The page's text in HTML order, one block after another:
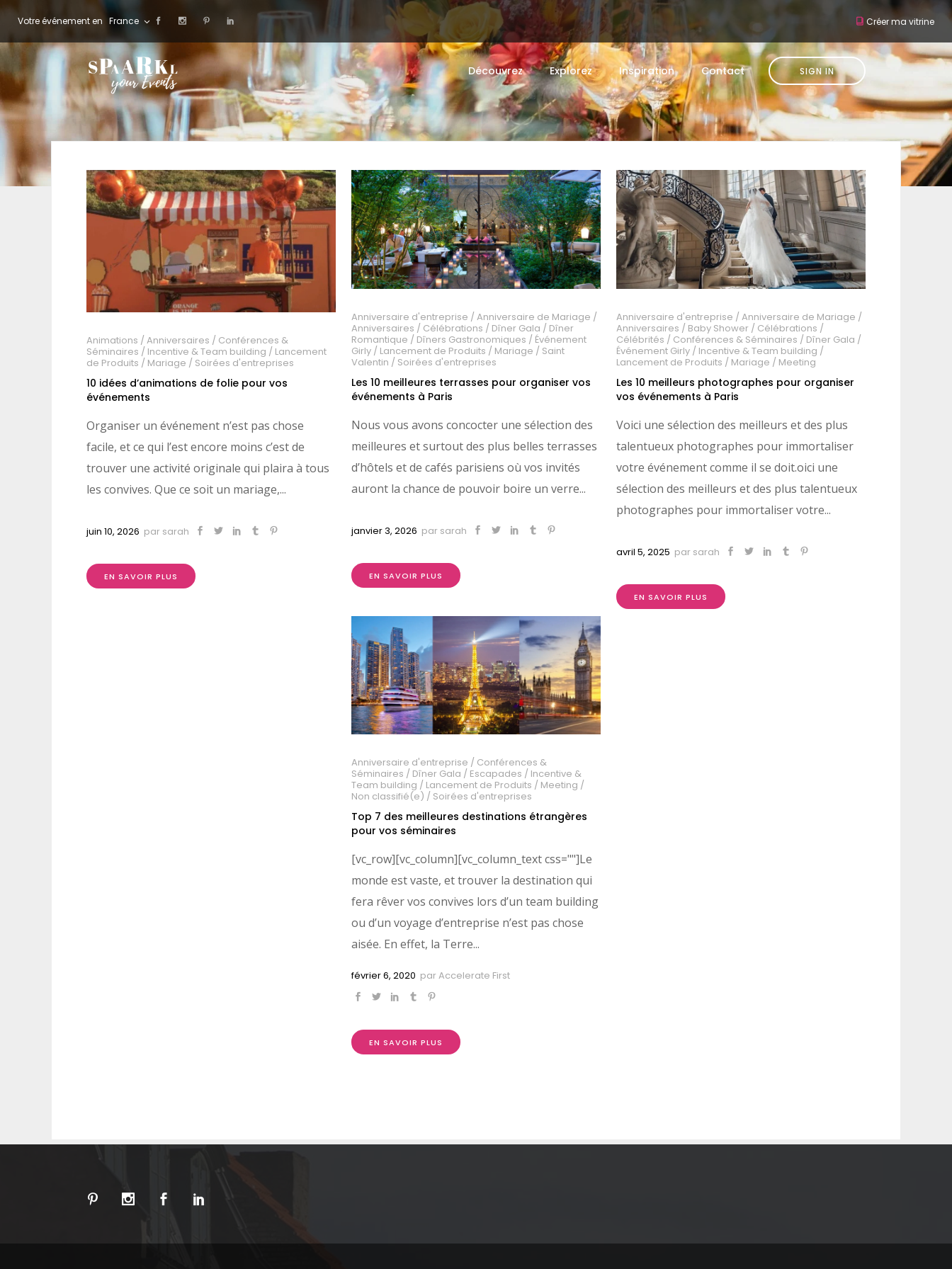
Votre événement en France Créer ma vitrine
Découvrez Explorez Inspiration Contact SIGN IN
Animations / Anniversaires / Conférences &
Séminaires / Incentive & Team building / Lancement
de Produits / Mariage / Soirées d'entreprises
10 idées d’animations de folie pour vos
événements
Organiser un événement n’est pas chose
facile, et ce qui l’est encore moins c’est de
trouver une activité originale qui plaira à tous
les convives. Que ce soit un mariage,...
juin 10, 2026 par sarah
EN SAVOIR PLUS
Anniversaire d'entreprise /Anniversaire de Mariage /
Anniversaires / Célébrations / Dîner Gala / Dîner
Romantique / Dîners Gastronomiques / Événement
Girly / Lancement de Produits / Mariage / Saint
Valentin / Soirées d'entreprises
Les 10 meilleures terrasses pour organiser vos
événements à Paris
Nous vous avons concocter une sélection des
meilleures et surtout des plus belles terrasses
d’hôtels et de cafés parisiens où vos invités
auront la chance de pouvoir boire un verre...
janvier 3, 2026 par sarah
EN SAVOIR PLUS
Anniversaire d'entreprise /Anniversaire de Mariage /
Anniversaires / Baby Shower / Célébrations /
Célébrités / Conférences & Séminaires / Dîner Gala /
Événement Girly / Incentive & Team building /
Lancement de Produits / Mariage / Meeting
Les 10 meilleurs photographes pour organiser
vos événements à Paris
Voici une sélection des meilleurs et des plus
talentueux photographes pour immortaliser
votre événement comme il se doit.oici une
sélection des meilleurs et des plus talentueux
photographes pour immortaliser votre...
avril 5, 2025 par sarah
EN SAVOIR PLUS
Anniversaire d'entreprise / Conférences &
Séminaires / Dîner Gala / Escapades / Incentive &
Team building / Lancement de Produits / Meeting /
Non classifié(e) / Soirées d'entreprises
Top 7 des meilleures destinations étrangères
pour vos séminaires
[vc_row][vc_column][vc_column_text css=""]Le
monde est vaste, et trouver la destination qui
fera rêver vos convives lors d’un team building
ou d’un voyage d’entreprise n’est pas chose
aisée. En effet, la Terre...
février 6, 2020 parAccelerate First
EN SAVOIR PLUS